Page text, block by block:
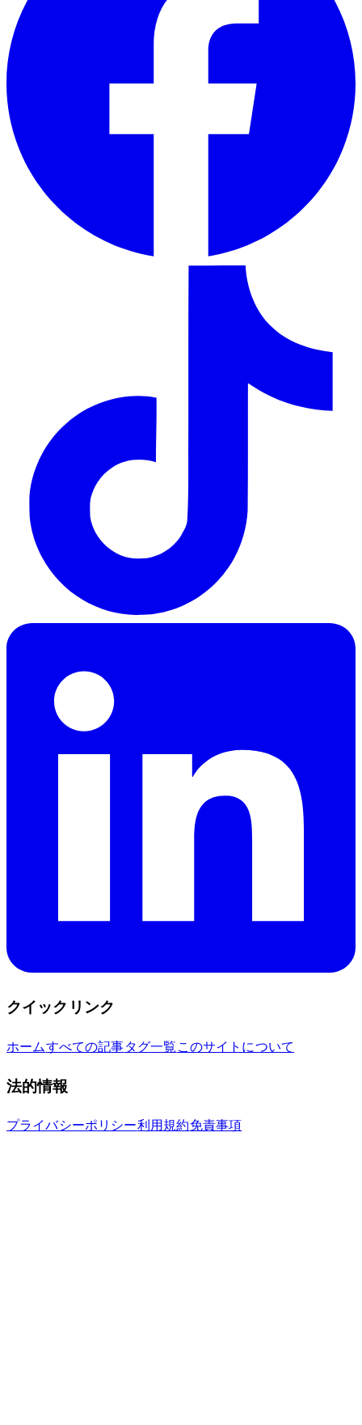
クイックリンク
ホームすべての記事タグ一覧 このサイトについて
法的情報
プライバシーポリシー利用規約免責事項